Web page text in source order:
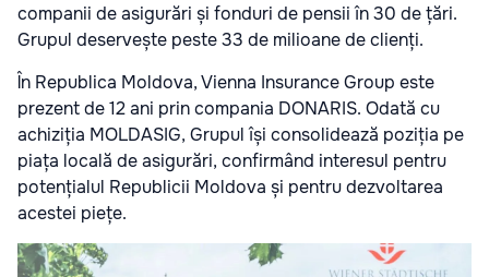
companii de asigurări și fonduri de pensii în 30 de țări.
Grupul deservește peste 33 de milioane de clienți.
În Republica Moldova, Vienna Insurance Group este
prezent de 12 ani prin compania DONARIS. Odată cu
achiziția MOLDASIG, Grupul își consolidează poziția pe
piața locală de asigurări, confirmând interesul pentru
potențialul Republicii Moldova și pentru dezvoltarea
acestei piețe.